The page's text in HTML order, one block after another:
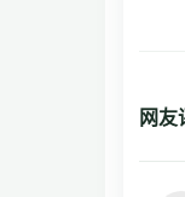
网友